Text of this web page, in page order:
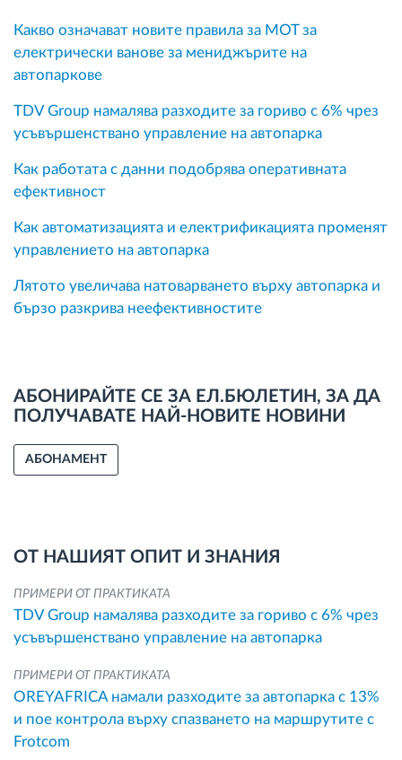
Какво означават новите правила за MOT за
електрически ванове за мениджърите на
автопаркове
TDV Group намалява разходите за гориво с 6% чрез
усъвършенствано управление на автопарка
Как работата с данни подобрява оперативната
ефективност
Как автоматизацията и електрификацията променят
управлението на автопарка
Лятото увеличава натоварването върху автопарка и
бързо разкрива неефективностите
АБОНИРАЙТЕ СЕ ЗА ЕЛ.БЮЛЕТИН, ЗА ДА
ПОЛУЧАВАТЕ НАЙ-НОВИТЕ НОВИНИ
АБОНАМЕНТ
ОТ НАШИЯТ ОПИТ И ЗНАНИЯ
ПРИМЕРИ ОТ ПРАКТИКАТА
TDV Group намалява разходите за гориво с 6% чрез
усъвършенствано управление на автопарка
ПРИМЕРИ ОТ ПРАКТИКАТА
OREYAFRICA намали разходите за автопарка с 13%
и пое контрола върху спазването на маршрутите с
Frotcom